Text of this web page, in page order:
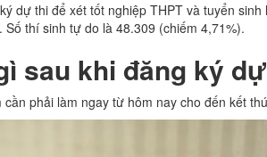
dự thi để xét tốt nghiệp THPT và tuyển
thí sinh tự do là 48.309 (chiếm 4,71%).
sau khi đăng ký
phải làm ngay từ hôm nay cho đến kết